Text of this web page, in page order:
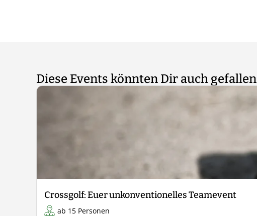
Diese Events könnten Dir auch gefallen
Crossgolf: Euer unkonventionelles Teamevent
ab 15 Personen